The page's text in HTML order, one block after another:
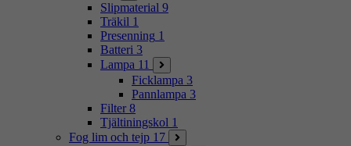
Slipmaterial 9
Träkil 1
Presenning 1
Batteri 3
Lampa 11
Ficklampa 3
Pannlampa 3
Filter 8
Tjältiningskol 1
Fog lim och tejp 17